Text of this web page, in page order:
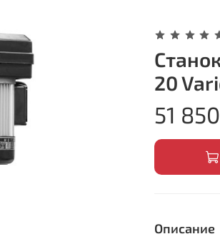
20
51
Описание